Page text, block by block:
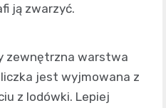
ją zwarzyć.
zewnętrzna warstwa
jest wyjmowana z
z lodówki. Lepiej